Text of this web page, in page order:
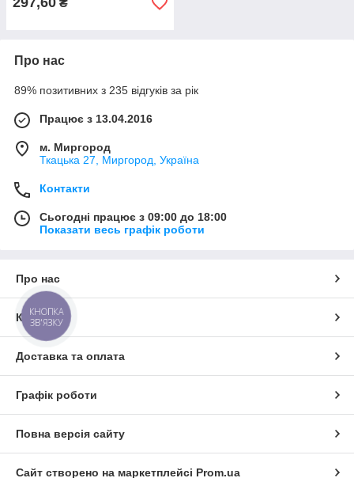
₴
Про нас
89% позитивних з 235 відгуків за рік
Працює з 13.04.2016
м. Миргород
Ткацька 27, Миргород, Україна
Контакти
Сьогодні працює з 09:00 до 18:00
Показати весь графік роботи
Про нас
Контакти
Доставка та оплата
Графік роботи
Повна версія сайту
Сайт створено на маркетплейсі Prom.ua
КНОПКА
ЗВ'ЯЗКУ